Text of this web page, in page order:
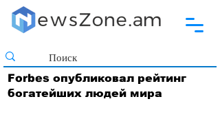
Forbes опубликовал рейтинг
богатейших людей мира